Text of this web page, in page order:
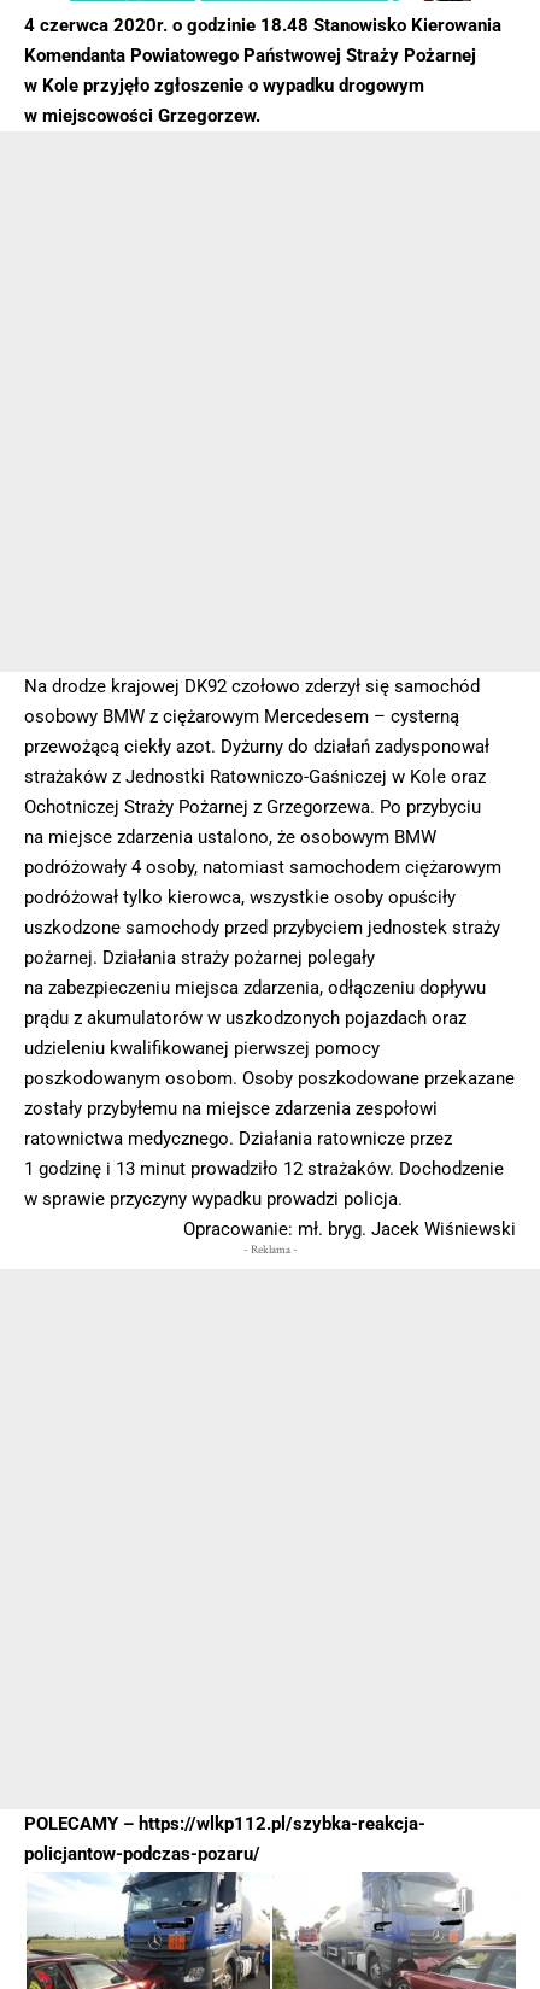
4 czerwca 2020r. o godzinie 18.48 Stanowisko Kierowania
Komendanta Powiatowego Państwowej Straży Pożarnej
w Kole przyjęło zgłoszenie o wypadku drogowym
w miejscowości Grzegorzew.
Na drodze krajowej DK92 czołowo zderzył się samochód
osobowy BMW z ciężarowym Mercedesem – cysterną
przewożącą ciekły azot. Dyżurny do działań zadysponował
strażaków z Jednostki Ratowniczo-Gaśniczej w Kole oraz
Ochotniczej Straży Pożarnej z Grzegorzewa. Po przybyciu
na miejsce zdarzenia ustalono, że osobowym BMW
podróżowały 4 osoby, natomiast samochodem ciężarowym
podróżował tylko kierowca, wszystkie osoby opuściły
uszkodzone samochody przed przybyciem jednostek straży
pożarnej. Działania straży pożarnej polegały
na zabezpieczeniu miejsca zdarzenia, odłączeniu dopływu
prądu z akumulatorów w uszkodzonych pojazdach oraz
udzieleniu kwalifikowanej pierwszej pomocy
poszkodowanym osobom. Osoby poszkodowane przekazane
zostały przybyłemu na miejsce zdarzenia zespołowi
ratownictwa medycznego. Działania ratownicze przez
1 godzinę i 13 minut prowadziło 12 strażaków. Dochodzenie
w sprawie przyczyny wypadku prowadzi policja.
Opracowanie: mł. bryg. Jacek Wiśniewski
- Reklama -
POLECAMY – https://wlkp112.pl/szybka-reakcja-
policjantow-podczas-pozaru/